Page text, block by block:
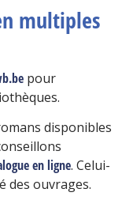
multiples
pour
disponibles
en ligne. Celui-
des ouvrages.